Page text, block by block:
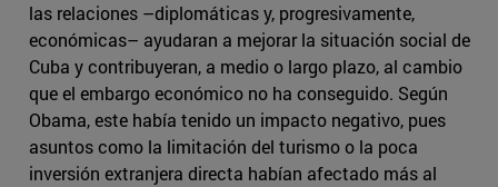
las relaciones –diplomáticas y, progresivamente,
económicas– ayudaran a mejorar la situación social de
Cuba y contribuyeran, a medio o largo plazo, al cambio
que el embargo económico no ha conseguido. Según
Obama, este había tenido un impacto negativo, pues
asuntos como la limitación del turismo o la poca
inversión extranjera directa habían afectado más al